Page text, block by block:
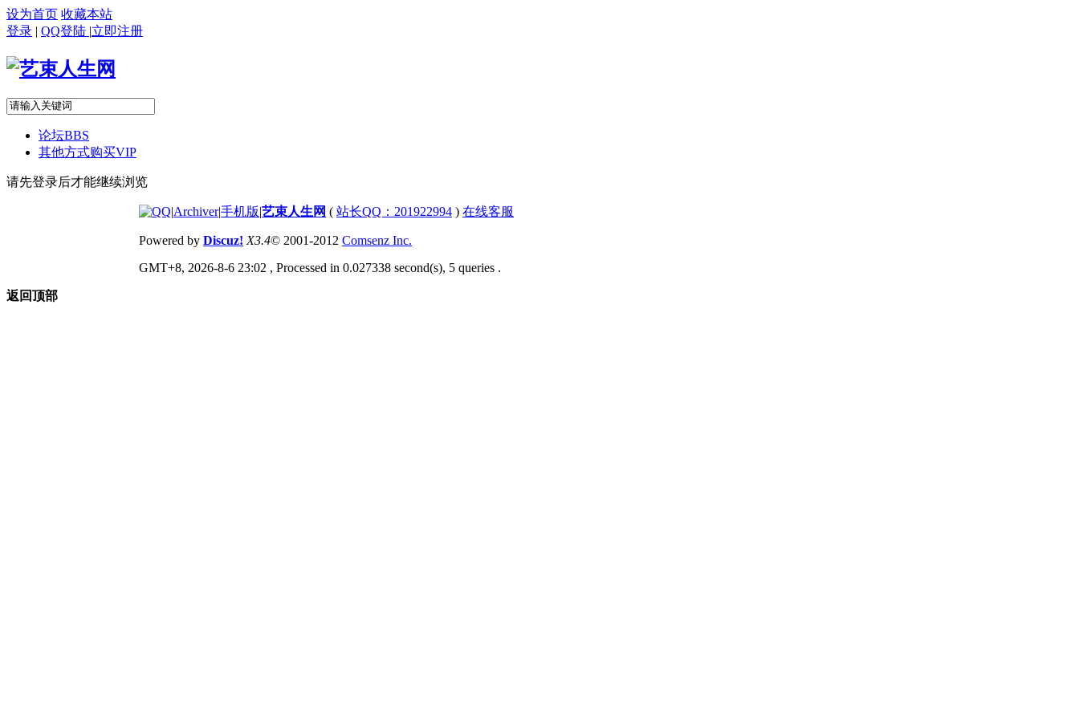
设为首页 收藏本站
登录 | QQ登陆 |立即注册
论坛BBS
其他方式购买VIP
请先登录后才能继续浏览
|Archiver|手机版|艺束人生网 ( 站长QQ：201922994 ) 在线客服
Powered by Discuz! X3.4© 2001-2012 Comsenz Inc.
GMT+8, 2026-8-6 23:02 , Processed in 0.027338 second(s), 5 queries .
返回顶部